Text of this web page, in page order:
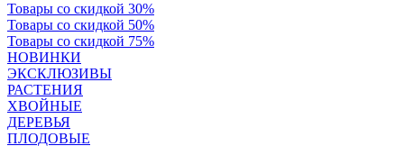
Товары со скидкой 30%
Товары со скидкой 50%
Товары со скидкой 75%
НОВИНКИ
ЭКСКЛЮЗИВЫ
РАСТЕНИЯ
ХВОЙНЫЕ
ДЕРЕВЬЯ
ПЛОДОВЫЕ